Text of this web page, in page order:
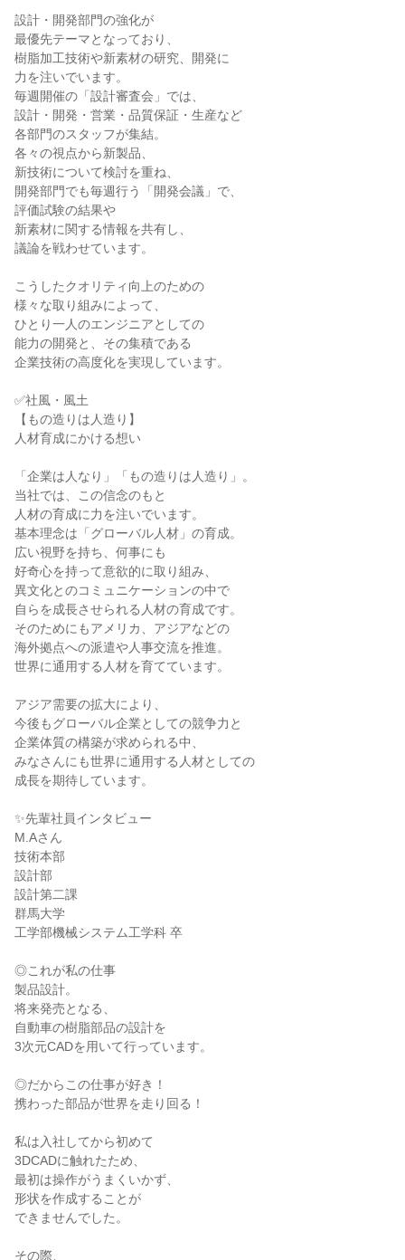
設計・開発部門の強化が
最優先テーマとなっており、
樹脂加工技術や新素材の研究、開発に
力を注いでいます。
毎週開催の「設計審査会」では、
設計・開発・営業・品質保証・生産など
各部門のスタッフが集結。
各々の視点から新製品、
新技術について検討を重ね、
開発部門でも毎週行う「開発会議」で、
評価試験の結果や
新素材に関する情報を共有し、
議論を戦わせています。
こうしたクオリティ向上のための
様々な取り組みによって、
ひとり一人のエンジニアとしての
能力の開発と、その集積である
企業技術の高度化を実現しています。
✅社風・風土
【もの造りは人造り】
人材育成にかける想い
「企業は人なり」「もの造りは人造り」。
当社では、この信念のもと
人材の育成に力を注いでいます。
基本理念は「グローバル人材」の育成。
広い視野を持ち、何事にも
好奇心を持って意欲的に取り組み、
異文化とのコミュニケーションの中で
自らを成⻑させられる人材の育成です。
そのためにもアメリカ、アジアなどの
海外拠点への派遣や人事交流を推進。
世界に通用する人材を育てています。
アジア需要の拡大により、
今後もグローバル企業としての競争力と
企業体質の構築が求められる中、
みなさんにも世界に通用する人材としての
成⻑を期待しています。
✨先輩社員インタビュー
M.Aさん
技術本部
設計部
設計第二課
群馬大学
工学部機械システム工学科 卒
◎これが私の仕事
製品設計。
将来発売となる、
自動車の樹脂部品の設計を
3次元CADを用いて行っています。
◎だからこの仕事が好き！
携わった部品が世界を走り回る！
私は入社してから初めて
3DCADに触れたため、
最初は操作がうまくいかず、
形状を作成することが
できませんでした。
その際、